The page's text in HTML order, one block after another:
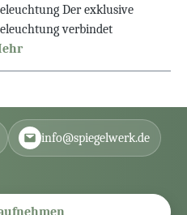
Der exklusive
verbindet
info@spiegelwerk.de